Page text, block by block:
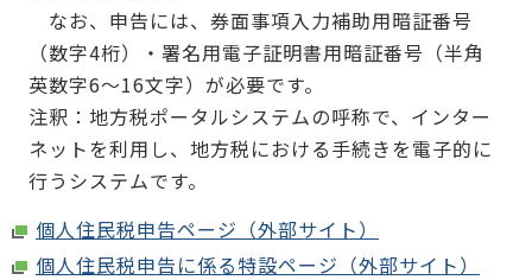
なお、申告には、券面事項入力補助用暗証番号
（数字4桁）・署名用電子証明書用暗証番号（半角
英数字6～16文字）が必要です。
注釈：地方税ポータルシステムの呼称で、インター
ネットを利用し、地方税における手続きを電子的に
行うシステムです。
個人住民税申告ページ（外部サイト）
個人住民税申告に係る特設ページ（外部サイト）